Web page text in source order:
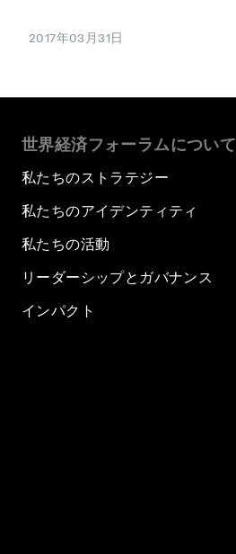
2017年03月31日
世界経済フォーラムについて
私たちのストラテジー
私たちのアイデンティティ
私たちの活動
リーダーシップとガバナンス
インパクト